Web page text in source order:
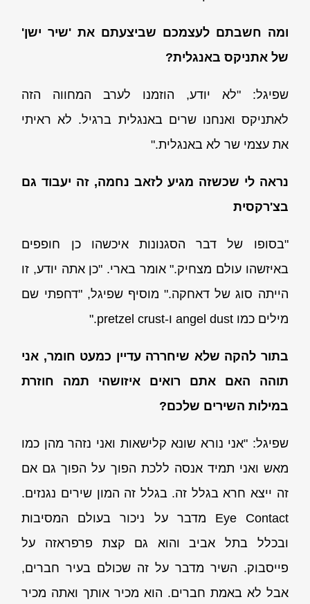
ומה חשבתם לעצמכם שביצעתם את 'שיר ישן'
של אתניקס באנגלית?
שפיגל: "לא יודע, הוזמנו לערב המחווה הזה
לאתניקס ואנחנו שרים באנגלית ברגיל. לא ראיתי
את עצמי שר לא באנגלית."
נראה לי שכשזה מגיע לזאב נחמה, זה יעבוד גם
בצ'רקסית
"בסופו של דבר הסגנונות איכשהו כן חופפים
באיזשהו עולם מצחיק." אומר בארי. "כן אתה יודע, זו
הייתה סוג של דאחקה." מוסיף שפיגל, "דחפתי שם
מילים כמו angel dust ו-pretzel crust."
בתור להקה שלא שיחררה עדיין כמעט חומר, אני
תוהה האם אתם רואים איזושהי תמה חוזרת
במילות השירים שלכם?
שפיגל: "אני נורא שונא קלישאות ואני נזהר מהן כמו
מאש ואני תמיד אנסה ללכת הפוך על הפוך גם אם
זה ייצא חרא בגלל זה. בגלל זה המון שירים נגנזים.
Eye Contact מדבר על ניכור בעולם המסיבות
ובכלל בתל אביב והוא גם קצת פרפראזה על
פייסבוק. השיר מדבר על זה שכולם בעיר חברים,
אבל לא באמת חברים. הוא מכיר אותך ואתה מכיר